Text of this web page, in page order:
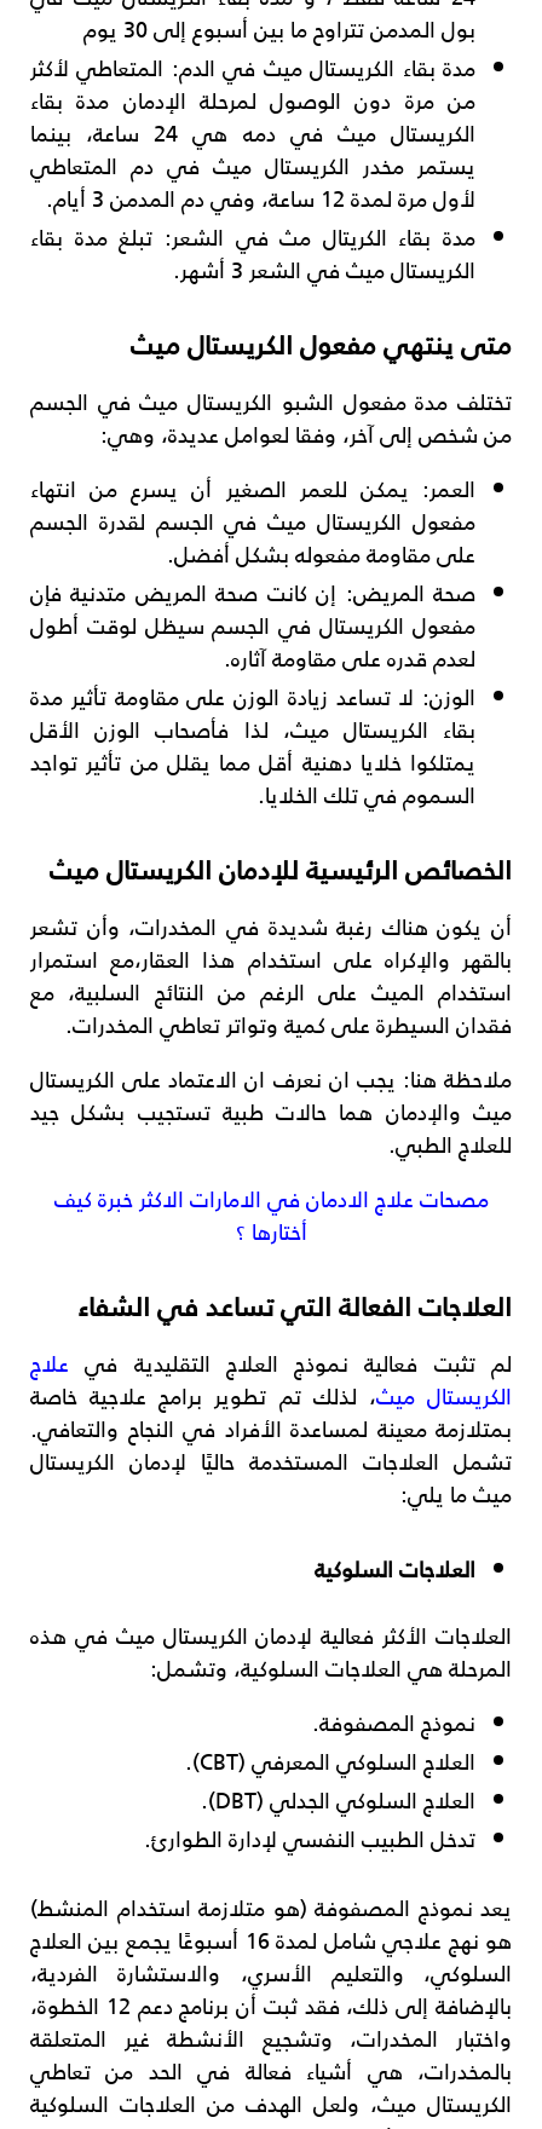
بول المدمن تتراوح ما بين أسبوع إلى 30 يوم
مدة بقاء الكريستال ميث في الدم: المتعاطي لأكثر
من مرة دون الوصول لمرحلة الإدمان مدة بقاء
الكريستال ميث في دمه هي 24 ساعة، بينما
يستمر مخدر الكريستال ميث في دم المتعاطي
لأول مرة لمدة 12 ساعة، وفي دم المدمن 3 أيام.
مدة بقاء الكريتال مث في الشعر: تبلغ مدة بقاء
الكريستال ميث في الشعر 3 أشهر.
متى ينتهي مفعول الكريستال ميث
تختلف مدة مفعول الشبو الكريستال ميث في الجسم
من شخص إلى آخر، وفقا لعوامل عديدة، وهي:
العمر: يمكن للعمر الصغير أن يسرع من انتهاء
مفعول الكريستال ميث في الجسم لقدرة الجسم
على مقاومة مفعوله بشكل أفضل.
صحة المريض: إن كانت صحة المريض متدنية فإن
مفعول الكريستال في الجسم سيظل لوقت أطول
لعدم قدره على مقاومة آثاره.
الوزن: لا تساعد زيادة الوزن على مقاومة تأثير مدة
بقاء الكريستال ميث، لذا فأصحاب الوزن الأقل
يمتلكوا خلايا دهنية أقل مما يقلل من تأثير تواجد
السموم في تلك الخلايا.
الخصائص الرئيسية للإدمان الكريستال ميث
أن يكون هناك رغبة شديدة في المخدرات، وأن تشعر
بالقهر والإكراه على استخدام هذا العقار،مع استمرار
استخدام الميث على الرغم من النتائج السلبية، مع
فقدان السيطرة على كمية وتواتر تعاطي المخدرات.
ملاحظة هنا: يجب ان نعرف ان الاعتماد على الكريستال
ميث والإدمان هما حالات طبية تستجيب بشكل جيد
للعلاج الطبي.
مصحات علاج الادمان في الامارات الاكثر خبرة كيف
أختارها ؟
العلاجات الفعالة التي تساعد في الشفاء
لم تثبت فعالية نموذج العلاج التقليدية في علاج
الكريستال ميث، لذلك تم تطوير برامج علاجية خاصة
بمتلازمة معينة لمساعدة الأفراد في النجاح والتعافي.
تشمل العلاجات المستخدمة حاليًا لإدمان الكريستال
ميث ما يلي:
العلاجات السلوكية
العلاجات الأكثر فعالية لإدمان الكريستال ميث في هذه
المرحلة هي العلاجات السلوكية، وتشمل:
نموذج المصفوفة.
العلاج السلوكي المعرفي (CBT).
العلاج السلوكي الجدلي (DBT).
تدخل الطبيب النفسي لإدارة الطوارئ.
يعد نموذج المصفوفة (هو متلازمة استخدام المنشط)
هو نهج علاجي شامل لمدة 16 أسبوعًا يجمع بين العلاج
السلوكي، والتعليم الأسري، والاستشارة الفردية،
بالإضافة إلى ذلك، فقد ثبت أن برنامج دعم 12 الخطوة،
واختبار المخدرات، وتشجيع الأنشطة غير المتعلقة
بالمخدرات، هي أشياء فعالة في الحد من تعاطي
الكريستال ميث، ولعل الهدف من العلاجات السلوكية